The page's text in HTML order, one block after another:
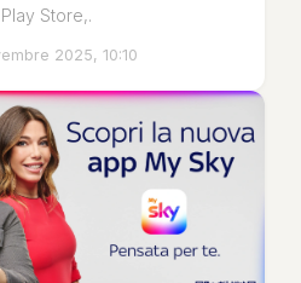
Store,.
2025, 10:10